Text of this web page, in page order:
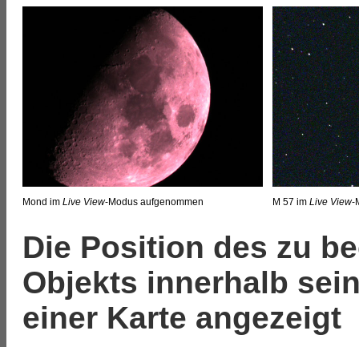
Mond im Live View-Modus aufgenommen M 57 im Live View-
Die Position des zu
Objekts innerhalb
einer Karte angezeigt